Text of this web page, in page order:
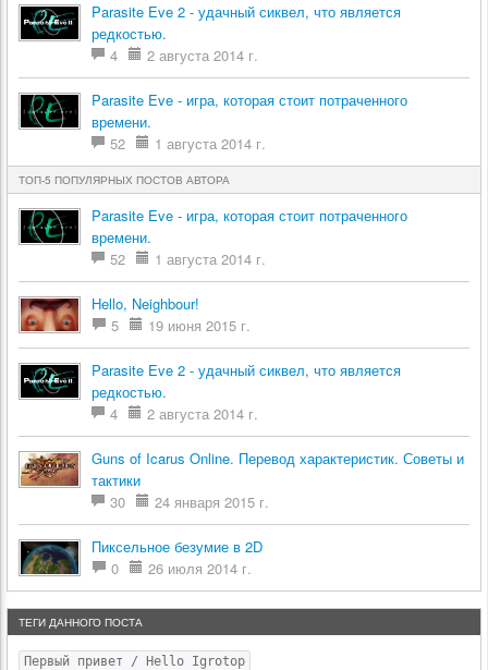
Parasite Eve 2 - удачный сиквел, что является
редкостью.
4
2 августа 2014 г.
Parasite Eve - игра, которая стоит потраченного
времени.
52
1 августа 2014 г.
ТОП-5 ПОПУЛЯРНЫХ ПОСТОВ АВТОРА
Parasite Eve - игра, которая стоит потраченного
времени.
52
1 августа 2014 г.
Hello, Neighbour!
5
19 июня 2015 г.
Parasite Eve 2 - удачный сиквел, что является
редкостью.
4
2 августа 2014 г.
Guns of Icarus Online. Перевод характеристик. Советы и
тактики
30
24 января 2015 г.
Пиксельное безумие в 2D
0
26 июля 2014 г.
ТЕГИ ДАННОГО ПОСТА
Первый привет / Hello Igrotop